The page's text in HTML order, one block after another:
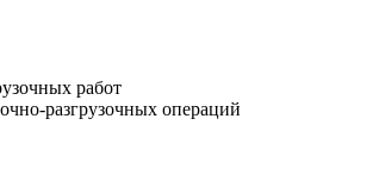
работ
разгрузочных операций